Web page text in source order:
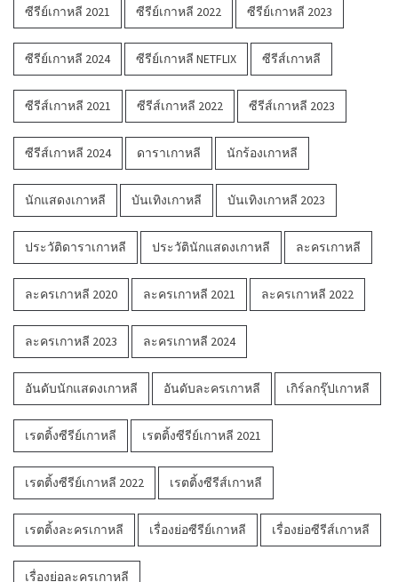
ซีรีย์เกาหลี 2021 ซีรีย์เกาหลี 2022 ซีรีย์เกาหลี 2023
ซีรีย์เกาหลี 2024 ซีรีย์เกาหลี NETFLIX ซีรีส์เกาหลี
ซีรีส์เกาหลี 2021 ซีรีส์เกาหลี 2022 ซีรีส์เกาหลี 2023
ซีรีส์เกาหลี 2024 ดาราเกาหลี นักร้องเกาหลี
นักแสดงเกาหลี บันเทิงเกาหลี บันเทิงเกาหลี 2023
ประวัติดาราเกาหลี ประวัตินักแสดงเกาหลี ละครเกาหลี
ละครเกาหลี 2020 ละครเกาหลี 2021 ละครเกาหลี 2022
ละครเกาหลี 2023 ละครเกาหลี 2024
อันดับนักแสดงเกาหลี อันดับละครเกาหลี เกิร์ลกรุ๊ปเกาหลี
เรตติ้งซีรีย์เกาหลี เรตติ้งซีรีย์เกาหลี 2021
เรตติ้งซีรีย์เกาหลี 2022 เรตติ้งซีรีส์เกาหลี
เรตติ้งละครเกาหลี เรื่องย่อซีรีย์เกาหลี เรื่องย่อซีรีส์เกาหลี
เรื่องย่อละครเกาหลี